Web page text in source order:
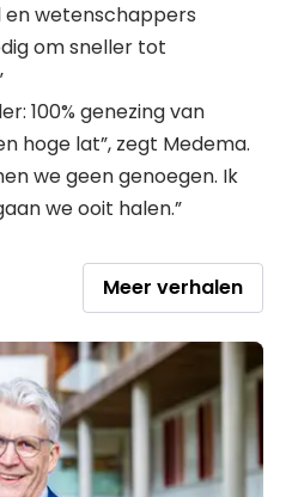
en wetenschappers
om sneller tot
100% genezing van
hoge lat”, zegt Medema.
we geen genoegen. Ik
we ooit halen.”
Meer verhalen